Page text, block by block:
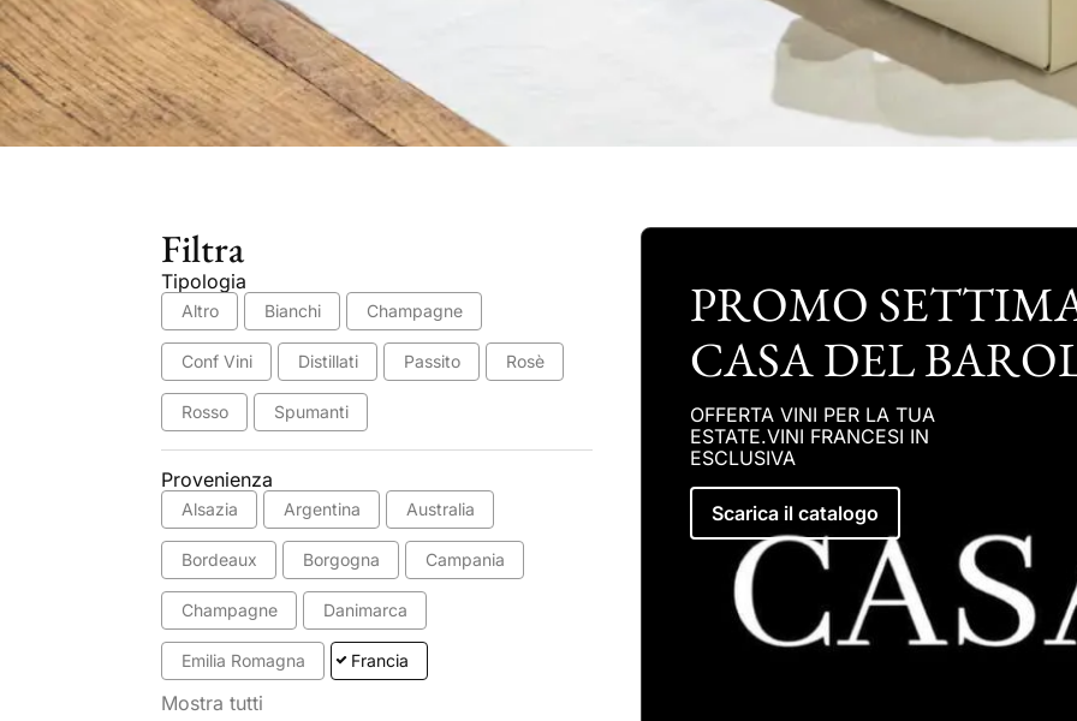
Filtra
Tipologia
Altro Bianchi Champagne
Conf Vini Distillati Passito Rosè
Rosso Spumanti
Provenienza
Alsazia Argentina Australia
Bordeaux Borgogna Campania
Champagne Danimarca
Emilia Romagna Francia
Mostra tutti
PROMO
CASA DEL
OFFERTA VINI PER LA TUA
ESTATE.VINI FRANCESI IN
ESCLUSIVA
Scarica il catalogo